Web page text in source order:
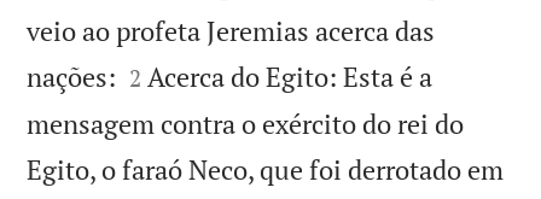
veio ao profeta Jeremias acerca das
nações: 

2 Acerca do Egito: Esta é a
mensagem contra o exército do rei do
Egito, o faraó Neco, que foi derrotado em